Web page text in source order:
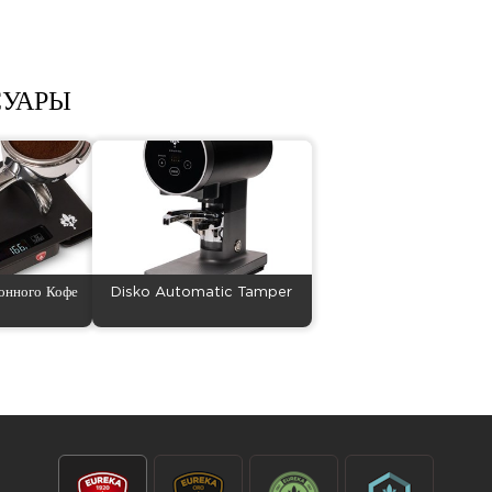
Кофе Disko Automatic Tamper